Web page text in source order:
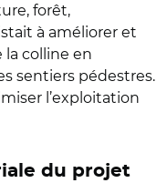
forêt,
à améliorer et
colline en
sentiers pédestres.
l’exploitation
du projet